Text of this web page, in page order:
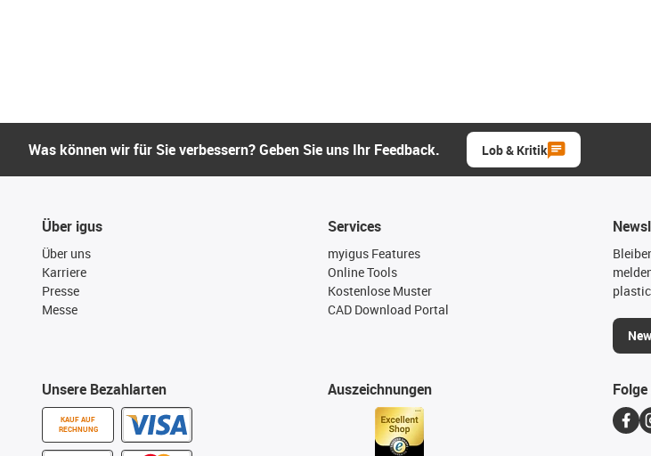
Was können wir für Sie verbessern? Geben Sie uns Ihr Feedback. Lob & Kritik
Über igus
Über uns
Karriere
Presse
Messe
Unsere Bezahlarten
KAUF AUF
RECHNUNG
Services
myigus Features
Online Tools
Kostenlose Muster
CAD Download Portal
Auszeichnungen